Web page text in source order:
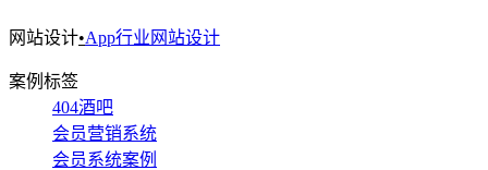
网站设计•App行业网站设计
案例标签
404酒吧
会员营销系统
会员系统案例